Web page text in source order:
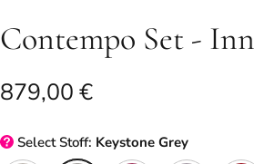
Contempo Set -
Normaler Preis
879,00 €
SelectStoff: Keystone Grey